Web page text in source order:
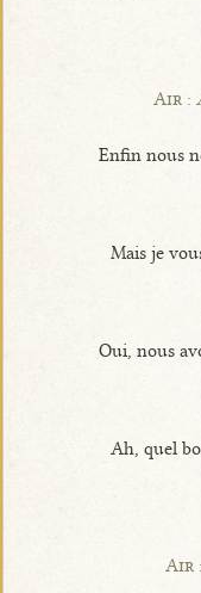
Air :
Enfin nous
Mais je
Oui, nous
Ah, quel
Air :